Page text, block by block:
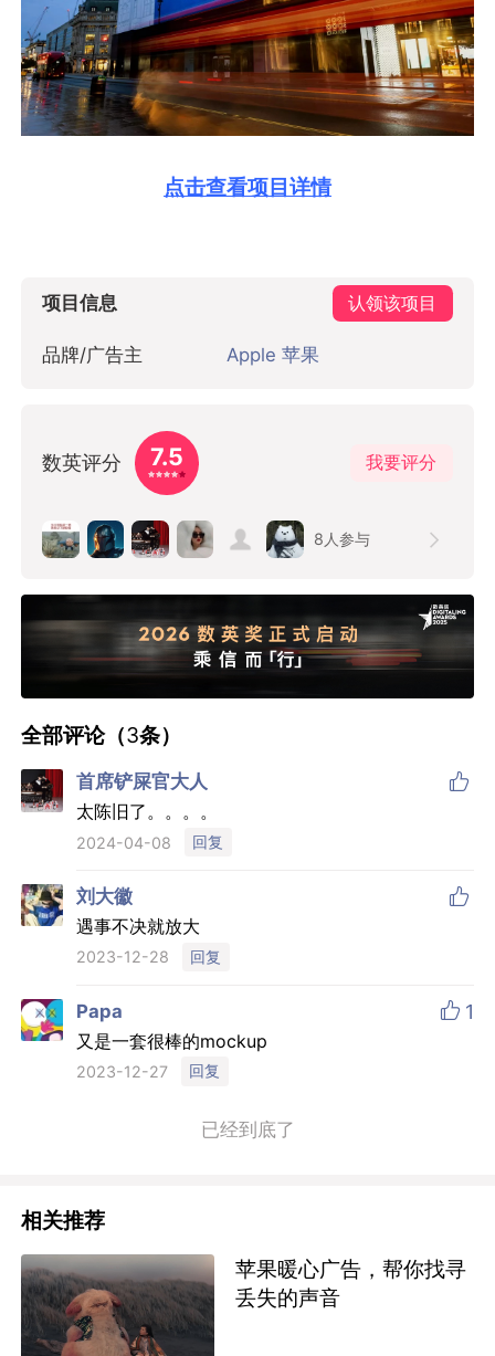
点击查看项目详情
项目信息 认领该项目
品牌/广告主 Apple 苹果
数英评分 7.5 我要评分
8 人参与
全部评论（3条）
首席铲屎官大人 
太陈旧了。。。。
2024-04-08 回复
刘大徽 
遇事不决就放大
2023-12-28 回复
Papa  1
又是一套很棒的mockup
2023-12-27 回复
已经到底了
相关推荐
苹果暖心广告，帮你找寻
丢失的声音